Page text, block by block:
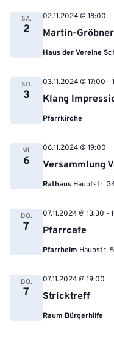
SA.
2 Martin-
02.11.2024 @ 18:00
Haus der Vereine
SO.
3 Klang
03.11.2024 @ 17:00 -
Pfarrkirche
MI.
6 Versammlung
06.11.2024 @ 19:00
Rathaus Hauptstr.
DO.
7 Pfarrcafe
07.11.2024 @ 13:30 -
Pfarrheim Haupstr.
DO.
7 Stricktreff
07.11.2024 @ 19:00
Raum Bürgerhilfe